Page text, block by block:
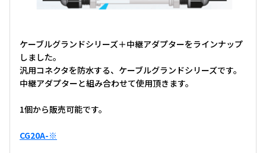
ケーブルグランドシリーズ＋中継アダプターをラインナップ
しました。
汎用コネクタを防水する、ケーブルグランドシリーズです。
中継アダプターと組み合わせて使用頂きます。
1個から販売可能です。
CG20A-※